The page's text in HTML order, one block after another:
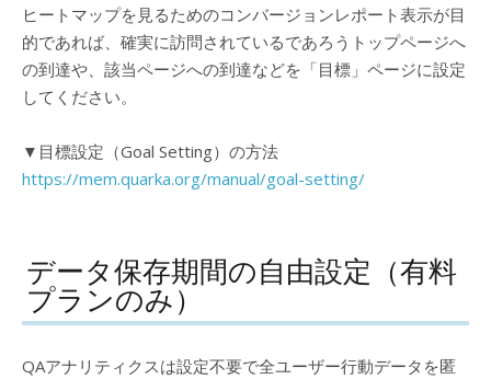
ヒートマップを見るためのコンバージョンレポート表示が目
的であれば、確実に訪問されているであろうトップページへ
の到達や、該当ページへの到達などを「目標」ページに設定
してください。
▼目標設定（Goal Setting）の方法
https://mem.quarka.org/manual/goal-setting/
データ保存期間の自由設定（有料
プランのみ）
QAアナリティクスは設定不要で全ユーザー行動データを匿